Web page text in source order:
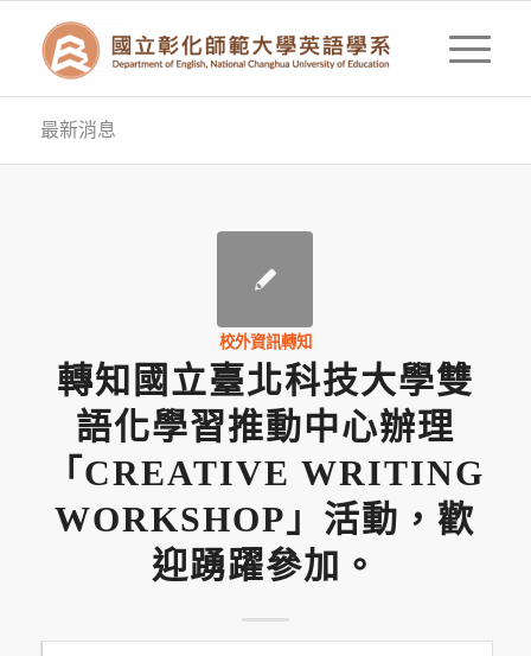
最新消息
校外資訊轉知
轉知國立臺北科技大學雙
語化學習推動中心辦理
「CREATIVE WRITING
WORKSHOP」活動，歡
迎踴躍參加。